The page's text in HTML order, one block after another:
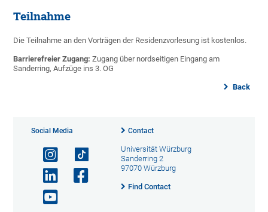
Teilnahme
Die Teilnahme an den Vorträgen der Residenzvorlesung ist kostenlos.
Barrierefreier Zugang: Zugang über nordseitigen Eingang am
Sanderring, Aufzüge ins 3. OG
Back
Social Media Contact
Universität Würzburg
Sanderring 2
97070 Würzburg
Find Contact